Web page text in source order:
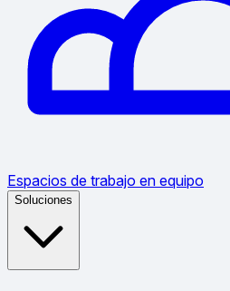
Espacios de trabajo en equipo
Soluciones